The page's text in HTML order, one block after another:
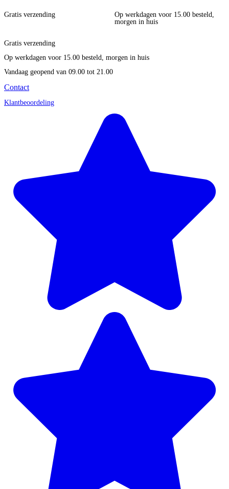
Gratis verzending
Op werkdagen voor 15.00 besteld,
morgen in huis
Gratis verzending
Op werkdagen voor 15.00 besteld, morgen in huis
Vandaag geopend van 09.00 tot 21.00
Contact
Klantbeoordeling